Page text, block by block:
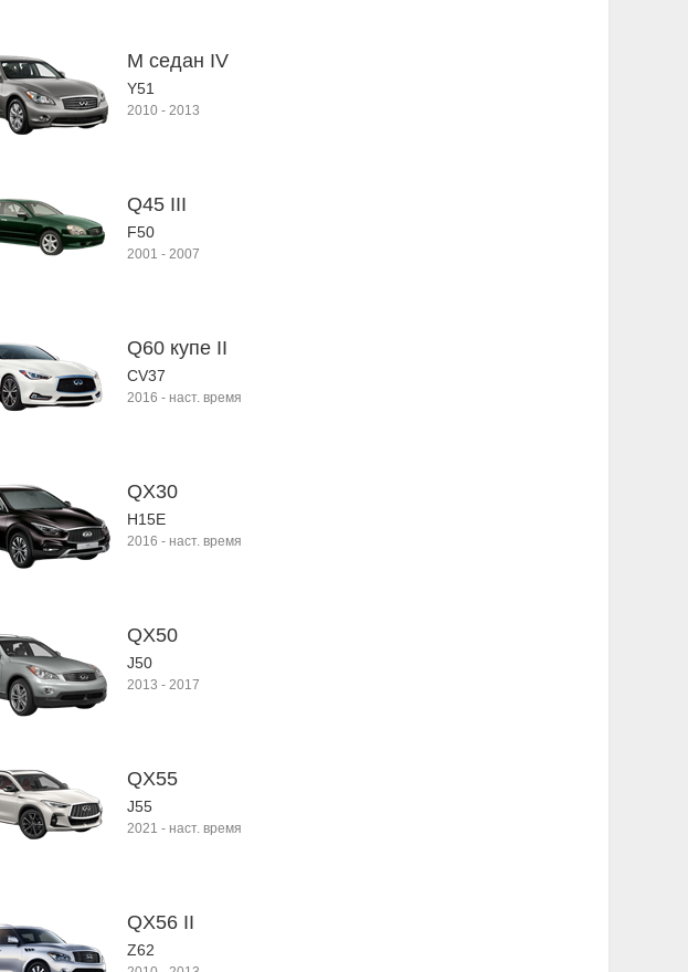
M седан IV
Y51
2010- 2013
Q45 III
F50
2001 - 2007
Q60 купе II
CV37
2016 - наст. время
QX30
H15E
2016 - наст. время
QX50
J50
2013 - 2017
QX55
J55
2021 - наст. время
QX56 II
Z62